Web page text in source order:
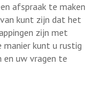
afspraak te maken
kunt zijn dat het
zijn met
manier kunt u rustig
en uw vragen te